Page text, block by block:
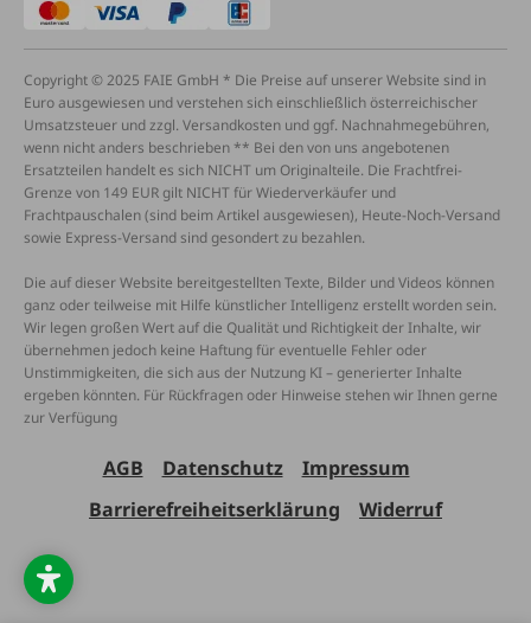
Copyright © 2025 FAIE GmbH * Die Preise auf unserer Website sind in
Euro ausgewiesen und verstehen sich einschließlich österreichischer
Umsatzsteuer und zzgl. Versandkosten und ggf. Nachnahmegebühren,
wenn nicht anders beschrieben ** Bei den von uns angebotenen
Ersatzteilen handelt es sich NICHT um Originalteile. Die Frachtfrei-
Grenze von 149 EUR gilt NICHT für Wiederverkäufer und
Frachtpauschalen (sind beim Artikel ausgewiesen), Heute-Noch-Versand
sowie Express-Versand sind gesondert zu bezahlen.
Die auf dieser Website bereitgestellten Texte, Bilder und Videos können
ganz oder teilweise mit Hilfe künstlicher Intelligenz erstellt worden sein.
Wir legen großen Wert auf die Qualität und Richtigkeit der Inhalte, wir
übernehmen jedoch keine Haftung für eventuelle Fehler oder
Unstimmigkeiten, die sich aus der Nutzung KI – generierter Inhalte
ergeben könnten. Für Rückfragen oder Hinweise stehen wir Ihnen gerne
zur Verfügung
AGB Datenschutz
Impressum
Barrierefreiheitserklärung
Widerruf